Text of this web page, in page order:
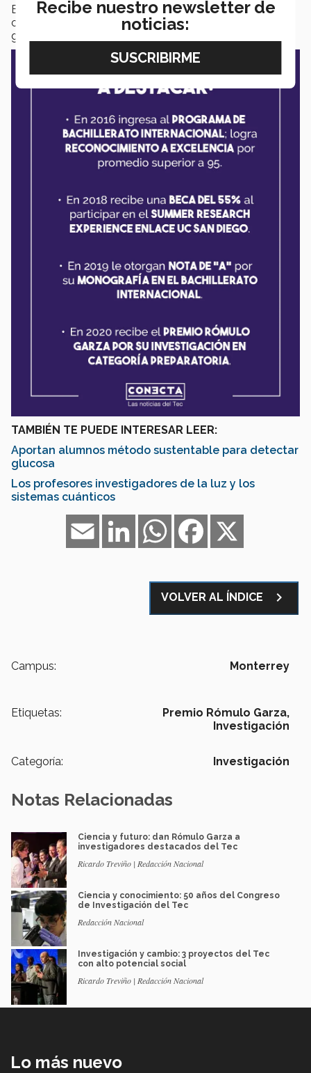
Esta es la primera vez que se entrega el premio en esta
categoría, por lo que Celine es la pionera en dicho
galardón.
TAMBIÉN TE PUEDE INTERESAR LEER:
Aportan alumnos método sustentable para detectar
glucosa
Los profesores investigadores de la luz y los
sistemas cuánticos
Facebook
WhatsApp
LinkedIn
Email
VOLVER AL ÍNDICE navigate_next
Campus: Monterrey
Etiquetas:
Premio Rómulo Garza,
Investigación
Categoría: Investigación
Notas Relacionadas
Ciencia y futuro: dan Rómulo Garza a
investigadores destacados del Tec
Ricardo Treviño | Redacción Nacional
Ciencia y conocimiento: 50 años del Congreso
de Investigación del Tec
Redacción Nacional
Investigación y cambio: 3 proyectos del Tec
con alto potencial social
Ricardo Treviño | Redacción Nacional
Lo más nuevo
Recibe nuestro newsletter de
noticias: